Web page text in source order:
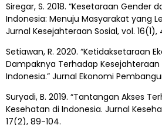
Siregar, S. 2018. “Kesetaraan Gender
Indonesia: Menuju Masyarakat yang
Jurnal Kesejahteraan Sosial, vol. 16(1),
Setiawan, R. 2020. “Ketidaksetaraan
Dampaknya Terhadap Kesejahteraan
Indonesia.” Jurnal Ekonomi
Suryadi, B. 2019. “Tantangan Akses
Kesehatan di Indonesia. Jurnal
17(2), 89-104.